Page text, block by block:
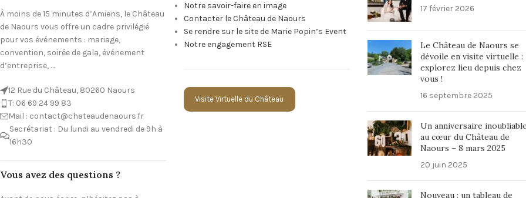
À moins de 15 minutes d’Amiens, le Château
de Naours vous offre un cadre privilégié
pour vos événements : mariage,
convention, soirée de gala, événement
d’entreprise, …
12 Rue du Château, 80260 Naours
T: 06 69 24 99 83
Mail : contact@chateaudenaours.fr
Secrétariat : Du lundi au vendredi de 9h à
16h30
Vous avez des questions ?
Notre savoir-faire en image
Contacter le Château de Naours
Se rendre sur le site de Marie Popin’s Event
Notre engagement RSE
Visite Virtuelle du Château
17 février 2026
Le Château de Naours se
dévoile en visite virtuelle :
explorez lieu depuis chez
vous !
16 septembre 2025
Un anniversaire inoubliable
au cœur du Château de
Naours – 8 mars 2025
20 juin 2025
Nouveau : un tableau de